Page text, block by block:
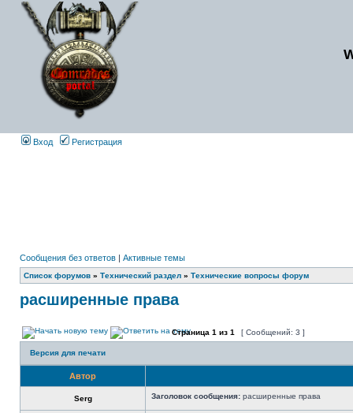
Вход Регистрация
Сообщения без ответов | Активные темы
Список форумов » Технический раздел » Технические вопросы форум
расширенные права
Страница 1 из 1 [ Сообщений: 3 ]
Версия для печати
Автор
Serg Заголовок сообщения: расширенные права